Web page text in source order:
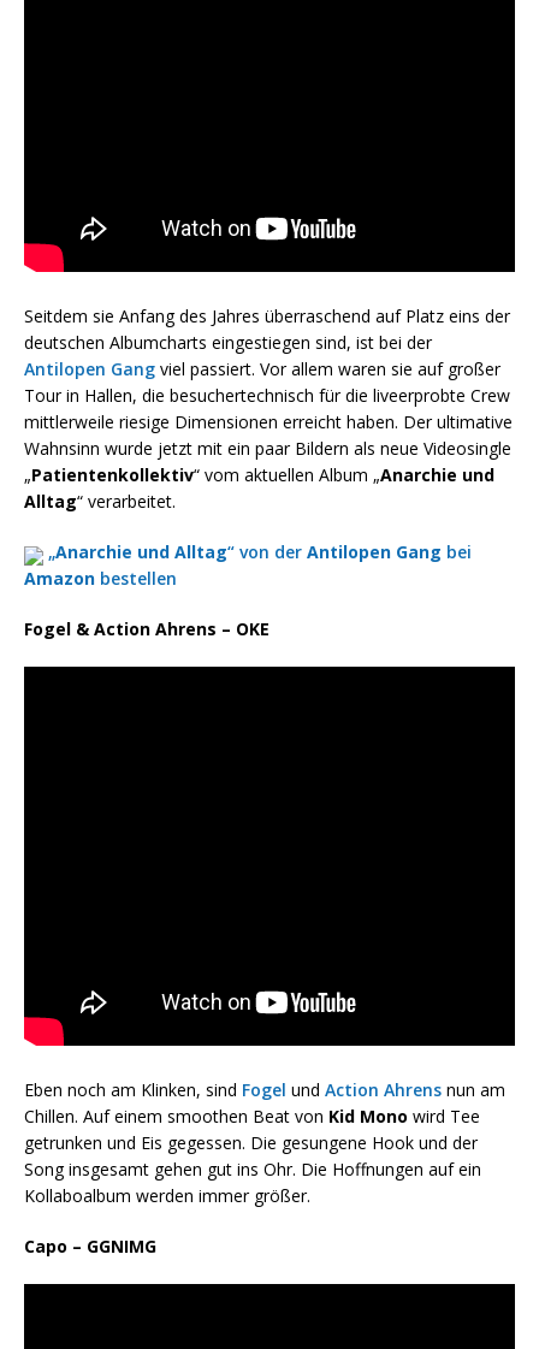
Seitdem sie Anfang des Jahres überraschend auf Platz eins der
deutschen Albumcharts eingestiegen sind, ist bei der
Antilopen Gang viel passiert. Vor allem waren sie auf großer
Tour in Hallen, die besuchertechnisch für die liveerprobte Crew
mittlerweile riesige Dimensionen erreicht haben. Der ultimative
Wahnsinn wurde jetzt mit ein paar Bildern als neue Videosingle
„Patientenkollektiv“ vom aktuellen Album „Anarchie und
Alltag“ verarbeitet.
„Anarchie und Alltag“ von der Antilopen Gang bei
Amazon bestellen
Fogel & Action Ahrens – OKE
Eben noch am Klinken, sind Fogel und Action Ahrens nun am
Chillen. Auf einem smoothen Beat von Kid Mono wird Tee
getrunken und Eis gegessen. Die gesungene Hook und der
Song insgesamt gehen gut ins Ohr. Die Hoffnungen auf ein
Kollaboalbum werden immer größer.
Capo – GGNIMG